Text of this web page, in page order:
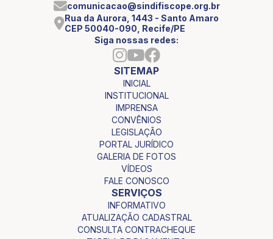
comunicacao@sindifiscope.org.br
Rua da Aurora, 1443 - Santo Amaro
CEP 50040-090, Recife/PE
Siga nossas redes:
SITEMAP
INICIAL
INSTITUCIONAL
IMPRENSA
CONVÊNIOS
LEGISLAÇÃO
PORTAL JURÍDICO
GALERIA DE FOTOS
VÍDEOS
FALE CONOSCO
SERVIÇOS
INFORMATIVO
ATUALIZAÇÃO CADASTRAL
CONSULTA CONTRACHEQUE